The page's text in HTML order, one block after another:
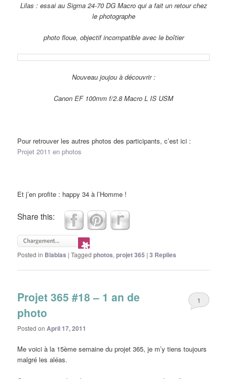
Lilas : essai au Sigma 24-70 DG Macro qui a fait un retour chez
le photographe
photo floue, objectif incompatible avec le boîtier
Nouveau joujou à découvrir :
Canon EF 100mm f/2.8 Macro L IS USM
Pour retrouver les autres photos des participants, c’est ici :
Projet 2011 en photos
Et j’en profite : happy 34 à l’Homme !
Share this:
Posted in Blablas |Tagged photos,projet 365 |3 Replies
Projet 365 #18 – 1 an de
photo
Posted on April 17, 2011
1
Me voici à la 15ème semaine du projet 365, je m’y tiens toujours
malgré les aléas.